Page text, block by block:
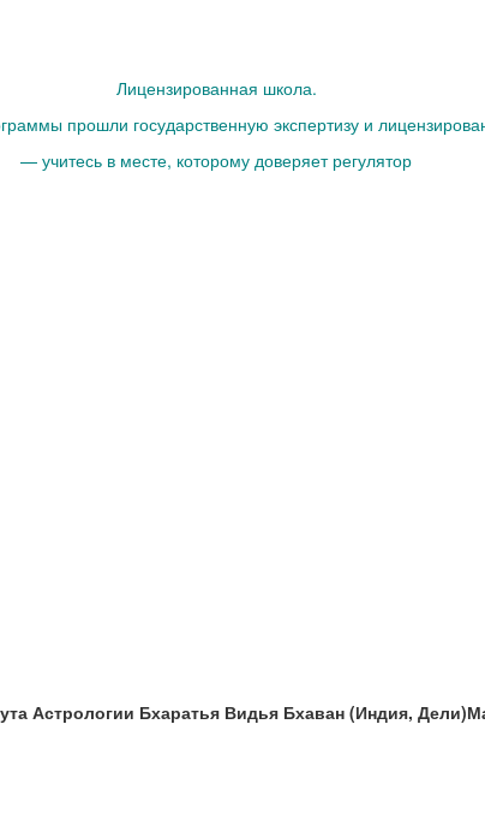
Лицензированная школа.
прошли государственную экспертизу и
— учитесь в месте, которому доверяет регулятор
Астрологии Бхаратья Видья Бхаван (Индия,